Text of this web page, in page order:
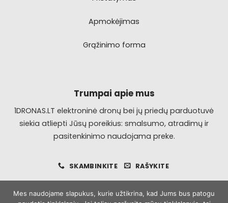
Apmokėjimas
Grąžinimo forma
Trumpai apie mus
1DRONAS.LT elektroninė dronų bei jų priedų parduotuvė
siekia atliepti Jūsų poreikius: smalsumo, atradimų ir
pasitenkinimo naudojama preke.
SKAMBINKITE RAŠYKITE
Mes naudojame slapukus, kurie užtikrina, kad Jums bus patogu